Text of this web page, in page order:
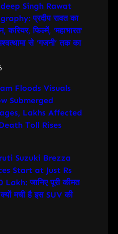
Singh Rawat
प्रदीप रावत का
करियर, फिल्में, ‘महाभारत’
से ‘गजनी’ तक का
Floods Visuals
Submerged
Lakhs Affected
Toll Rises
Suzuki Brezza
Start at Just Rs
Lakh: जानिए पूरी कीमत
मची है इस SUV की